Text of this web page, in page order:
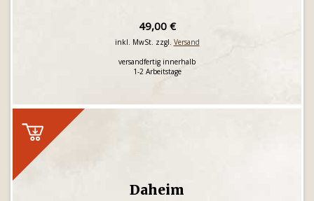
49,00 €
inkl. MwSt. zzgl. Versand
versandfertig innerhalb
1-2 Arbeitstage
Daheim